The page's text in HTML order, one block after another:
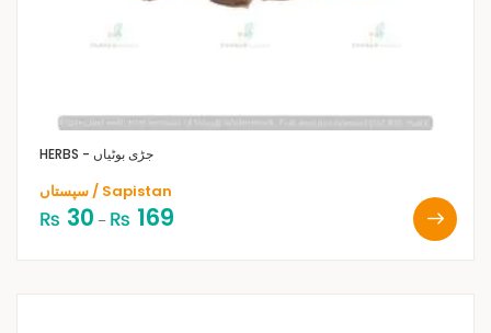
HERBS - جڑی بوٹیاں
سپستاں / Sapistan
₨ 30 – ₨ 169